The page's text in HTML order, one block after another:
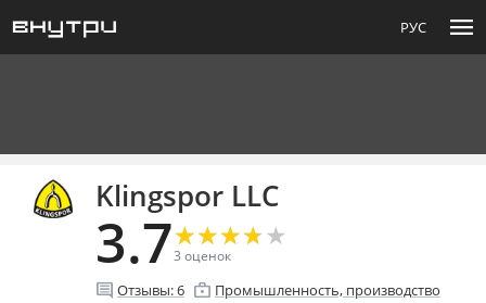
РУС menu
Klingspor LLC
3.7★
★★
★★
★★
★★
★
3 оценок
comment Отзывы:6 enterprise Промышленность, производство